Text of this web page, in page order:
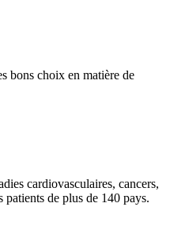
bons choix en matière de
cardiovasculaires, cancers,
de plus de 140 pays.